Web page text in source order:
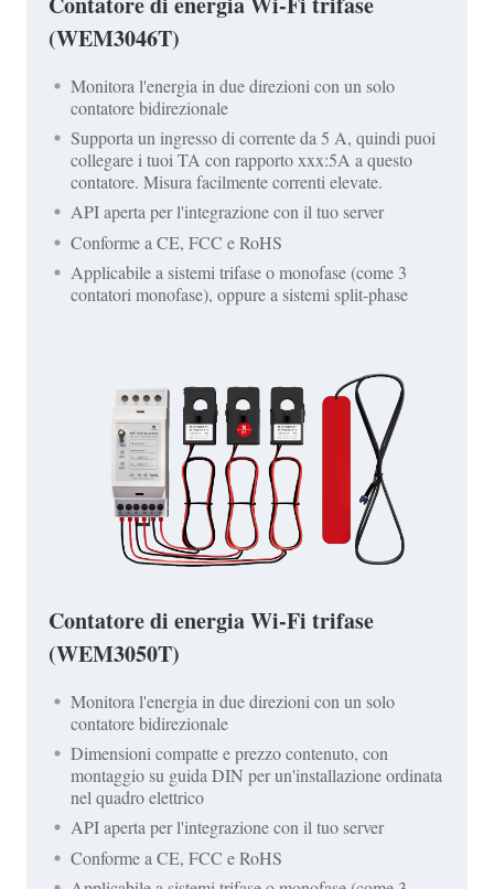
(WEM3046T)
Monitora l'energia in due direzioni con un solo
contatore bidirezionale
Supporta un ingresso di corrente da 5 A, quindi puoi
collegare i tuoi TA con rapporto xxx:5A a questo
contatore. Misura facilmente correnti elevate.
API aperta per l'integrazione con il tuo server
Conforme a CE, FCC e RoHS
Applicabile a sistemi trifase o monofase (come 3
contatori monofase), oppure a sistemi split-phase
Contatore di energia Wi-Fi trifase
(WEM3050T)
Monitora l'energia in due direzioni con un solo
contatore bidirezionale
Dimensioni compatte e prezzo contenuto, con
montaggio su guida DIN per un'installazione ordinata
nel quadro elettrico
API aperta per l'integrazione con il tuo server
Conforme a CE, FCC e RoHS